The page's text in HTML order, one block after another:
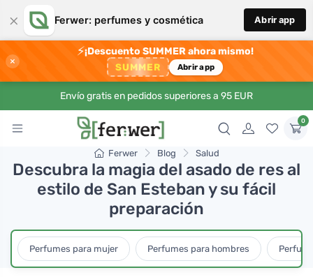
× Ferwer: perfumes y cosmética Abrir app
×
⚡¡Descuento SUMMER ahora mismo!
SUMMER Abrir app
Envío gratis en pedidos superiores a 95 EUR
0
Ferwer Blog Salud
Descubra la magia del asado de res al
estilo de San Esteban y su fácil
preparación
Perfumes para mujer Perfumes para hombres